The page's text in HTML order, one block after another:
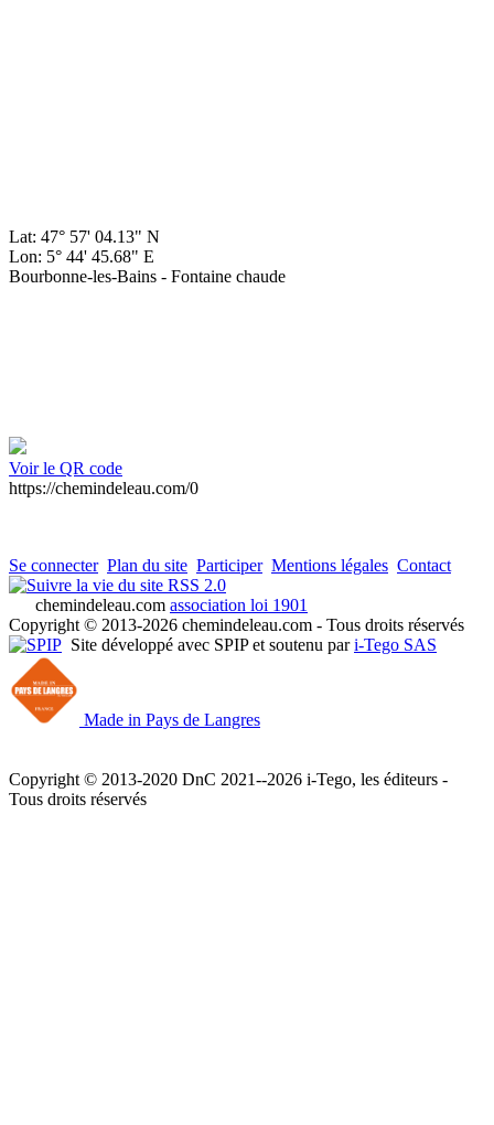
Lat: 47° 57' 04.13" N
Lon: 5° 44' 45.68" E
Bourbonne-les-Bains - Fontaine chaude
Voir le QR code
https://chemindeleau.com/0
Se connecter Plan du site Participer Mentions légales Contact
RSS 2.0
chemindeleau.com association loi 1901
Copyright © 2013-2026 chemindeleau.com - Tous droits réservés
Site développé avec SPIP et soutenu pari-Tego SAS
Made in Pays de Langres
Copyright © 2013-2020 DnC 2021--2026 i-Tego, les éditeurs -
Tous droits réservés